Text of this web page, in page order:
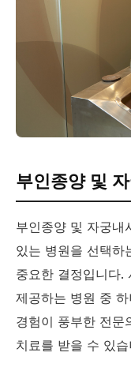
부인종양 및
부인종양 및 자궁내
있는 병원을 선택하
중요한 결정입니다.
제공하는 병원 중
경험이 풍부한 전문
치료를 받을 수 있습